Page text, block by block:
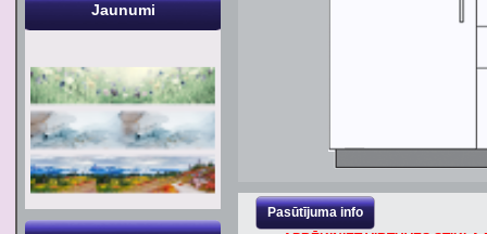
Pasūtījuma info
Jaunumi